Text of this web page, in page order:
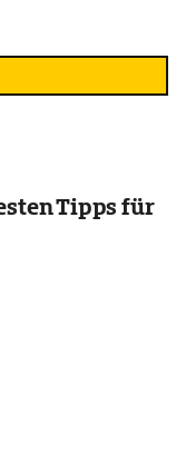
Tipps für